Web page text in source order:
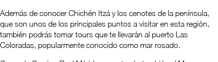
Además de conocer Chichén Itzá y los cenotes de la península,
que son unos de los principales puntos a visitar en esta región,
también podrás tomar tours que te llevarán al puerto Las
Coloradas, popularmente conocido como mar rosado.